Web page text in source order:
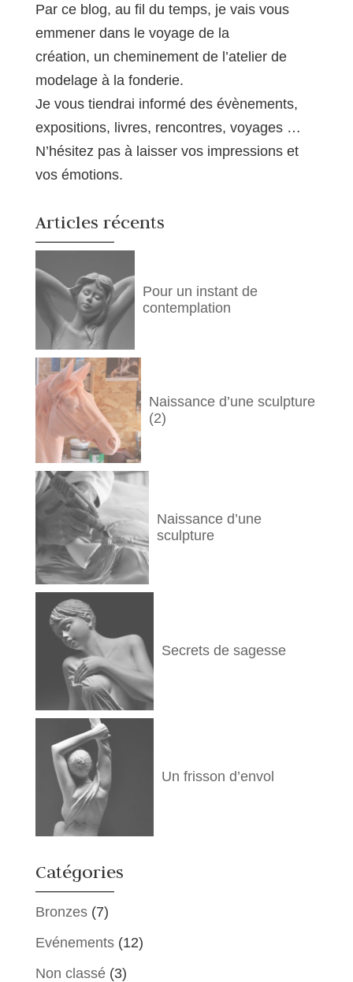
Par ce blog, au fil du temps, je vais vous
emmener dans le voyage de la
création, un cheminement de l’atelier de
modelage à la fonderie.
Je vous tiendrai informé des évènements,
expositions, livres, rencontres, voyages …
N’hésitez pas à laisser vos impressions et
vos émotions.
Articles récents
Pour un instant de
contemplation
Naissance d’une sculpture
(2)
Naissance d’une
sculpture
Secrets de sagesse
Un frisson d’envol
Catégories
Bronzes(7)
Evénements(12)
Non classé(3)